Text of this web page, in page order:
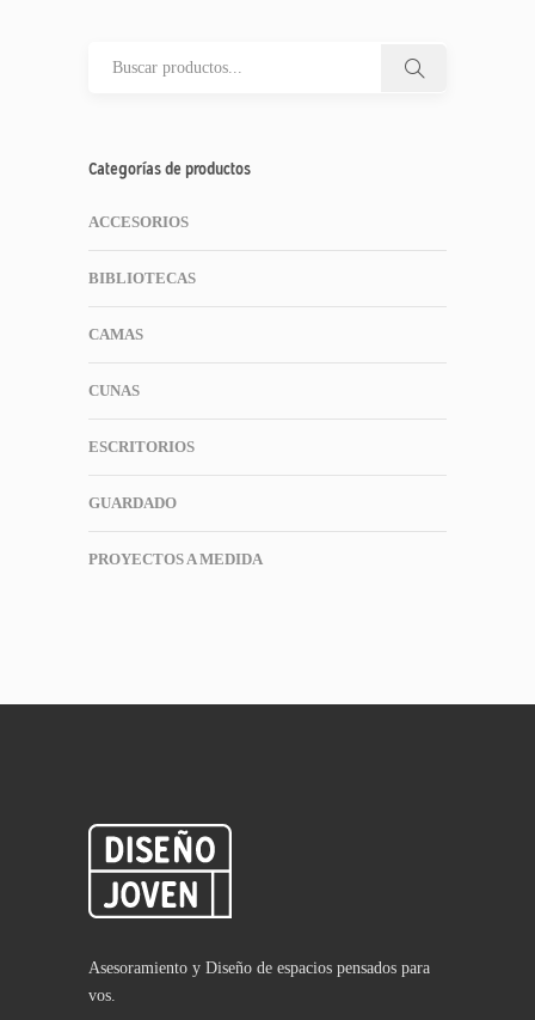
Categorías de productos
ACCESORIOS
BIBLIOTECAS
CAMAS
CUNAS
ESCRITORIOS
GUARDADO
PROYECTOS A MEDIDA
Asesoramiento y Diseño de espacios pensados para
vos.